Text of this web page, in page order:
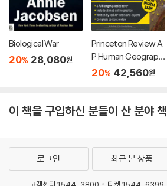
Biological War
20% 28,080원
Princeton Review A
P Human Geograph
y Premium Prep, 18t
tice Online + Conte
20% 42,560원
이 책을 구입하신 분들이 산 분야 책
로그인 최근 본 상품